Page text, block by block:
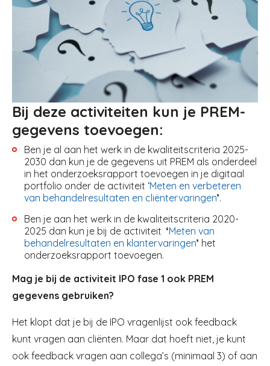
Bij deze activiteiten kun je PREM-
gegevens toevoegen:
Ben je al aan het werk in de kwaliteitscriteria 2025-
2030 dan kun je de gegevens uit PREM als onderdeel
in het onderzoeksrapport toevoegen in je digitaal
portfolio onder de activiteit ‘Meten en verbeteren
van behandelresultaten en cliëntervaringen’.
Ben je aan het werk in de kwaliteitscriteria 2020-
2025 dan kun je bij de activiteit ‘Meten van
behandelresultaten en klantervaringen’ het
onderzoeksrapport toevoegen.
Mag je bij de activiteit IPO fase 1 ook PREM
gegevens gebruiken?
Het klopt dat je bij de IPO vragenlijst ook feedback
kunt vragen aan cliënten. Maar dat hoeft niet, je kunt
ook feedback vragen aan collega’s (minimaal 3) of aan